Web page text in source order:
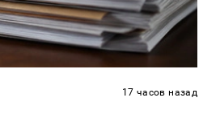
17 часов назад